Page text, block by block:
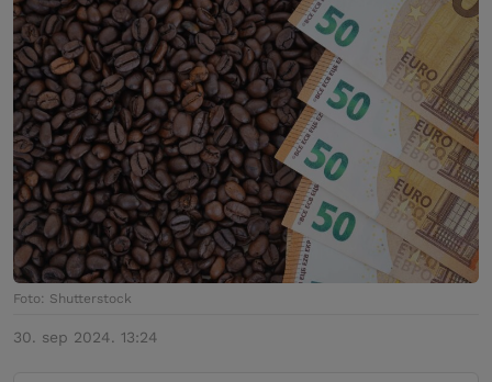
Foto: Shutterstock
30. sep 2024. 13:24